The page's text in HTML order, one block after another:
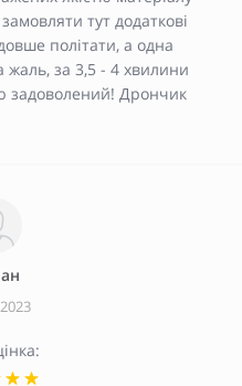
тут додаткові
політати, а одна
жаль, за 3,5 - 4 хвилини
задоволений! Дрончик